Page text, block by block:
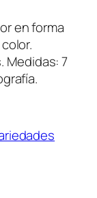
en forma
Medidas: 7